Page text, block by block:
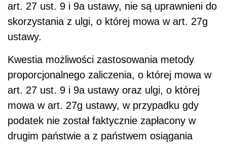
art. 27 ust. 9 i 9a ustawy, nie są uprawnieni do
skorzystania z ulgi, o której mowa w art. 27g
ustawy.
Kwestia możliwości zastosowania metody
proporcjonalnego zaliczenia, o której mowa w
art. 27 ust. 9 i 9a ustawy oraz ulgi, o której
mowa w art. 27g ustawy, w przypadku gdy
podatek nie został faktycznie zapłacony w
drugim państwie a z państwem osiągania